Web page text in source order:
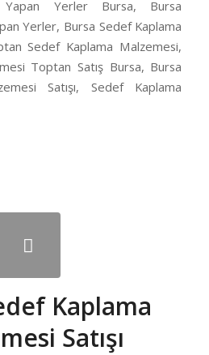
Yapan Yerler Bursa, Bursa
Yerler, Bursa Sedef Kaplama
Sedef Kaplama Malzemesi,
Toptan Satış Bursa, Bursa
Satışı, Sedef Kaplama
Kaplama
Satışı